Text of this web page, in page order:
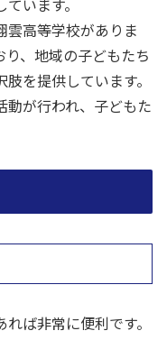
います。
雲高等学校がありま
、地域の子どもたち
を提供しています。
が行われ、子どもた
ば非常に便利です。